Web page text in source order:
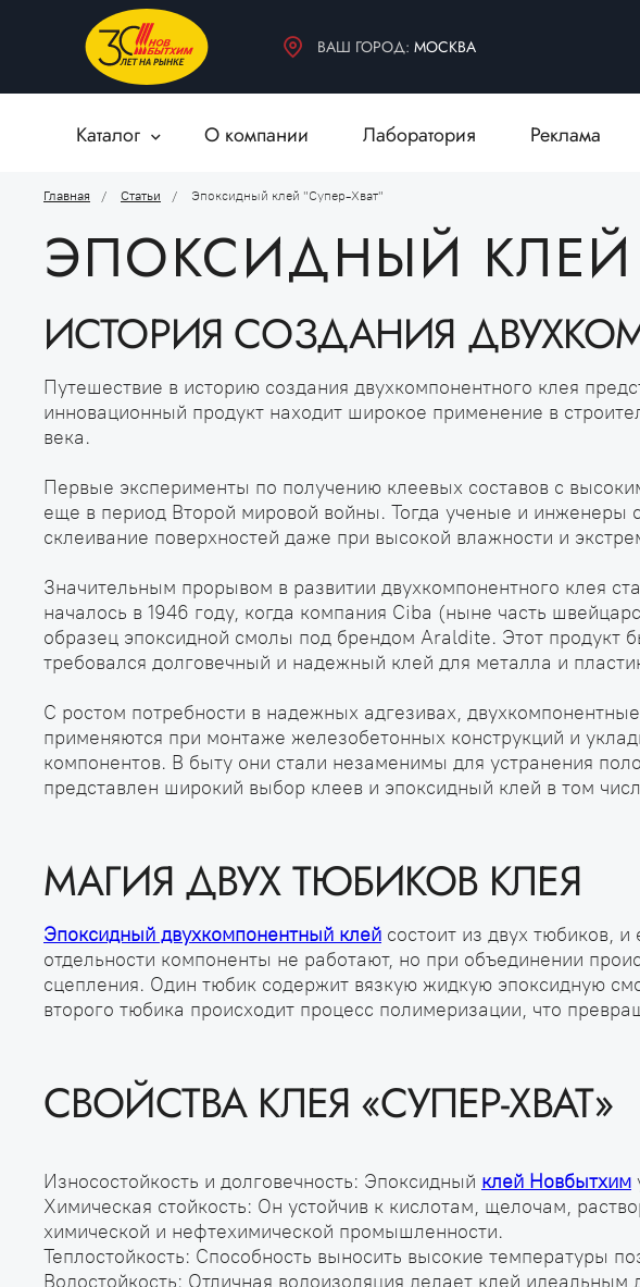
ВАШ ГОРОД: МОСКВА
Каталог
БЫТОВАЯ ХИМИЯ
ДЕКОРАТИВНЫЕ МАТЕРИАЛЫ
ВСПОМОГАТЕЛЬНЫЕ МАТЕРИАЛЫ
О компании
Лаборатория Реклама
Главная Статьи Эпоксидный клей "Супер-Хват"
ЭПОКСИДНЫЙ КЛЕЙ
ИСТОРИЯ СОЗДАНИЯ
Путешествие в историю создания двухкомпонентного клея
инновационный продукт находит широкое применение в
века.
Первые эксперименты по получению клеевых составов с
еще в период Второй мировой войны. Тогда ученые и инженеры
склеивание поверхностей даже при высокой влажности и
Значительным прорывом в развитии двухкомпонентного клея
началось в 1946 году, когда компания Ciba (ныне часть
образец эпоксидной смолы под брендом Araldite. Этот
требовался долговечный и надежный клей для металла и
С ростом потребности в надежных адгезивах,
применяются при монтаже железобетонных конструкций и
компонентов. В быту они стали незаменимы для устранения
представлен широкий выбор клеев и эпоксидный клей в том
МАГИЯ ДВУХ ТЮБИКОВ КЛЕЯ
Эпоксидный двухкомпонентный клей состоит из двух тюбиков,
отдельности компоненты не работают, но при объединении
сцепления. Один тюбик содержит вязкую жидкую эпоксидную
второго тюбика происходит процесс полимеризации, что
СВОЙСТВА КЛЕЯ «СУПЕР-ХВАТ»
Износостойкость и долговечность: Эпоксидный клей Новбытхим
Химическая стойкость: Он устойчив к кислотам, щелочам,
химической и нефтехимической промышленности.
Теплостойкость: Способность выносить высокие температуры
Водостойкость: Отличная водоизоляция делает клей